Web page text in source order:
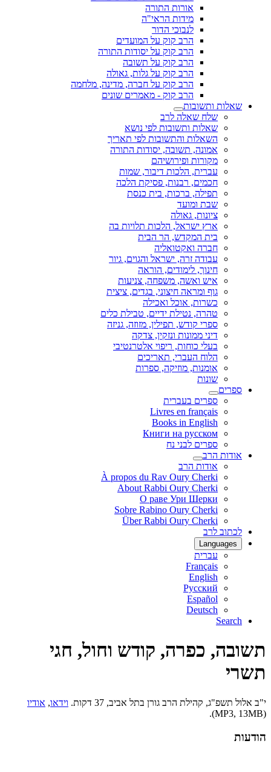
אורות התורה
מידות הראי"ה
לנבוכי הדור
הרב קוק על המועדים
הרב קוק על יסודות התורה
הרב קוק על תשובה
הרב קוק על גלות, גאולה
הרב קוק על חברה, מדינה, מלחמה
הרב קוק - מאמרים שונים
שאלות ותשובות
שלח שאלה לרב
שאלות ותשובות לפי נושא
השאלות והתשובות לפי תאריך
אמונה, תשובה, יסודות התורה
מקורות ופירושיהם
עברית, הלכות דיבור, שמות
חכמים, רבנות, פסיקת הלכה
תפילה, ברכות, בית כנסת
שבת ומועד
ציונות, גאולה
ארץ ישראל, הלכות תלויות בה
בית המקדש, הר הבית
חברה ואקטואליה
עבודה זרה, ישראל והגוים, גיור
חינוך, לימודים, הוראה
איש ואשה, משפחה, צניעות
גוף ומראה חיצוני, בגדים, ציצית
כשרות, אוכל ואכילה
טהרה, נטילת ידיים, טבילת כלים
ספרי קודש, תפילין, מזוזה, גניזה
דיני ממונות ונזקין, צדקה
בעלי כוחות, ריפוי אלטרנטיבי
הלוח העברי, תאריכים
אומנות, מוזיקה, ספרות
שונות
ספרים
ספרים בעברית
Livres en français
Books in English
Книги на русском
ספרים לבני נח
אודות הרב
אודות הרב
À propos du Rav Oury Cherki
About Rabbi Oury Cherki
О раве Ури Шерки
Sobre Rabino Oury Cherki
Über Rabbi Oury Cherki
לכתוב לרב
Languages
עברית
Français
English
Русский
Español
Deutsch
Search
תשובה, כפרה, קודש וחול, חגי
תשרי
י"ב אלול תשפ"ג, קהילת הרב גורן בתל אביב, 37 דקות. וידאו, אודיו
(MP3, 13MB).
הודעות